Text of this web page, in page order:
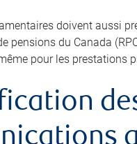
doivent aussi
pensions du Canada
pour les prestations